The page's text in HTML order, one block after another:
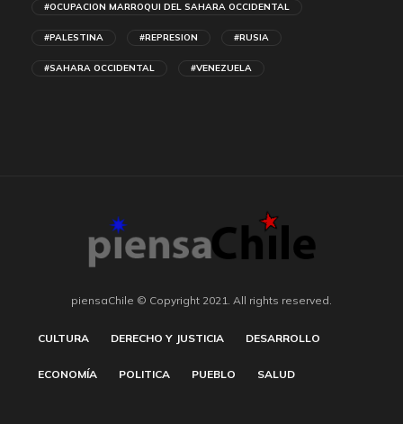
#OCUPACION MARROQUI DEL SAHARA OCCIDENTAL
#PALESTINA #REPRESION #RUSIA
#SAHARA OCCIDENTAL #VENEZUELA
piensaChile © Copyright 2021. All rights reserved.
CULTURA DERECHO Y JUSTICIA DESARROLLO
ECONOMÍA POLITICA PUEBLO SALUD